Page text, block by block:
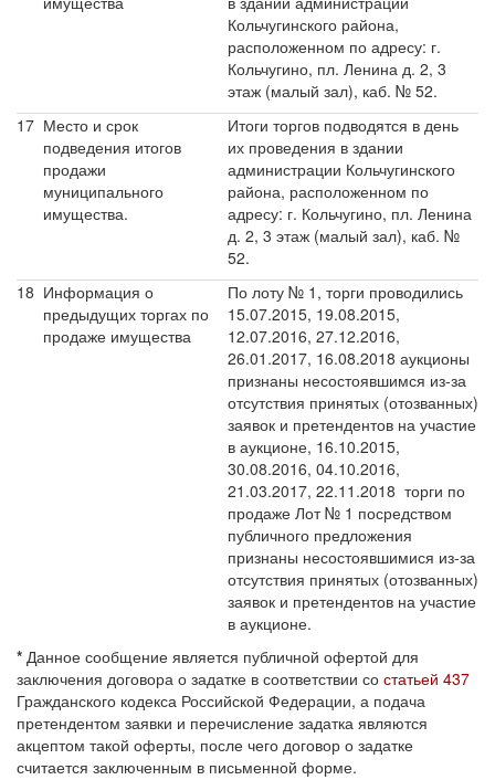
Кольчугинского района,
расположенном по адресу: г.
Кольчугино, пл. Ленина д. 2, 3
этаж (малый зал), каб. № 52.
17 Место и срок
подведения итогов
продажи
муниципального
имущества.
Итоги торгов подводятся в день
их проведения в здании
администрации Кольчугинского
района, расположенном по
адресу: г. Кольчугино, пл. Ленина
д. 2, 3 этаж (малый зал), каб. №
52.
18 Информация о
предыдущих торгах по
продаже имущества
По лоту № 1, торги проводились
15.07.2015, 19.08.2015,
12.07.2016, 27.12.2016,
26.01.2017, 16.08.2018 аукционы
признаны несостоявшимся из-за
отсутствия принятых (отозванных)
заявок и претендентов на участие
в аукционе, 16.10.2015,
30.08.2016, 04.10.2016,
21.03.2017, 22.11.2018 торги по
продаже Лот № 1 посредством
публичного предложения
признаны несостоявшимися из-за
отсутствия принятых (отозванных)
заявок и претендентов на участие
в аукционе.
* Данное сообщение является публичной офертой для
заключения договора о задатке в соответствии со статьей 437
Гражданского кодекса Российской Федерации, а подача
претендентом заявки и перечисление задатка являются
акцептом такой оферты, после чего договор о задатке
считается заключенным в письменной форме.